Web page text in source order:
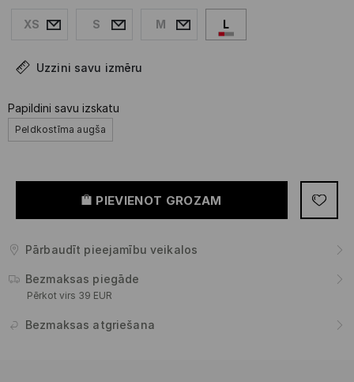
XS S M L
Uzzini savu izmēru
Papildini savu izskatu
Peldkostīma augša
PIEVIENOT GROZAM
Pārbaudīt pieejamību veikalos
Bezmaksas piegāde
Pērkot virs 39 EUR
Bezmaksas atgriešana